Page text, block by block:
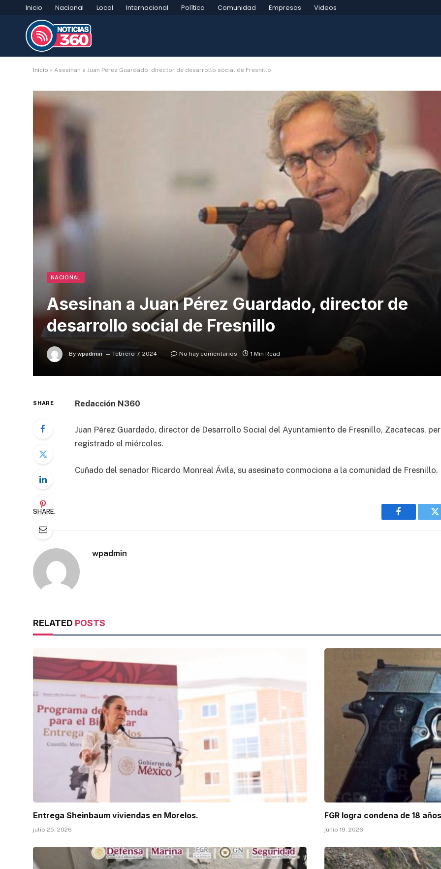
Inicio Nacional Local Internacional Política Comunidad Empresas Videos
Inicio » Asesinan a Juan Pérez Guardado, director de desarrollo social de Fresnillo
NACIONAL
Asesinan a Juan Pérez Guardado, director de
desarrollo social de Fresnillo
By wpadmin febrero 7, 2024 No hay comentarios 1 Min Read
SHARE Redacción N360
Juan Pérez Guardado, director de Desarrollo Social del Ayuntamiento de Fresnillo, Zacatecas,
registrado el miércoles.
Cuñado del senador Ricardo Monreal Ávila, su asesinato conmociona a la comunidad de Fresnillo.
SHARE.
Facebook
wpadmin
RELATED POSTS
Entrega Sheinbaum viviendas en Morelos.
julio 25, 2026
FGR logra condena de 18
junio 19, 2026